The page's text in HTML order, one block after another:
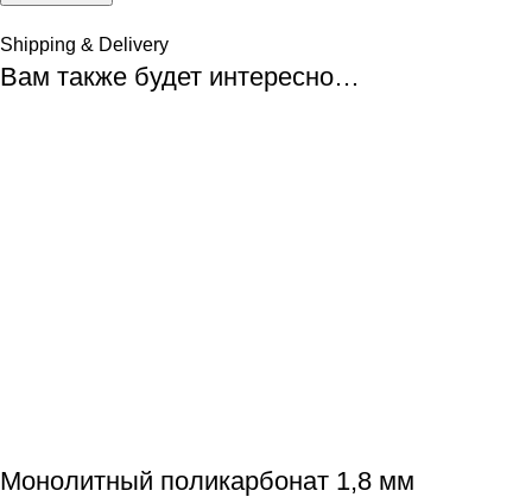
Shipping & Delivery
Вам также будет интересно…
Монолитный поликарбонат 1,8 мм